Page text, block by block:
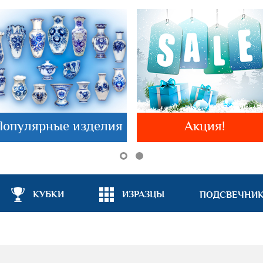
изделия Акция!
КУБКИ ИЗРАЗЦЫ